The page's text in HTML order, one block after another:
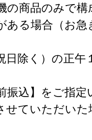
商品のみで構
る場合（お急
除く）の正午
込】をご指定
せていただいた